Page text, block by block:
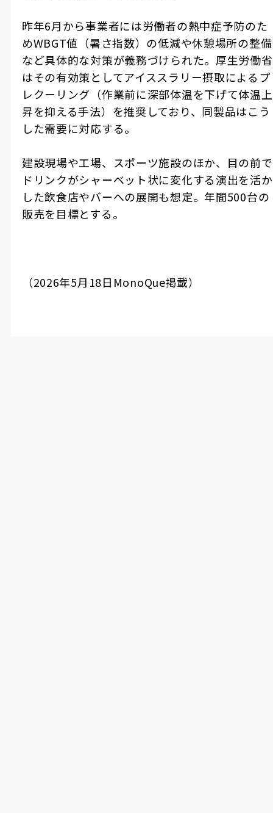
昨年6月から事業者には労働者の熱中症予防のた
めWBGT値（暑さ指数）の低減や休憩場所の整備
など具体的な対策が義務づけられた。厚生労働省
はその有効策としてアイススラリー摂取によるプ
レクーリング（作業前に深部体温を下げて体温上
昇を抑える手法）を推奨しており、同製品はこう
した需要に対応する。
建設現場や工場、スポーツ施設のほか、目の前で
ドリンクがシャーベット状に変化する演出を活か
した飲食店やバーへの展開も想定。年間500台の
販売を目標とする。
（2026年5月18日MonoQue掲載）